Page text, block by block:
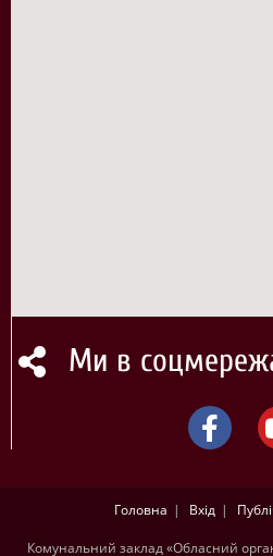
Ми в
Головна Вхід
Комунальний заклад «Обласний